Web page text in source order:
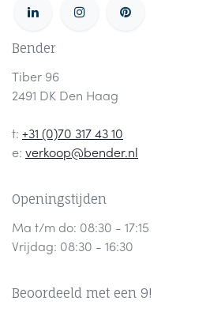
Bender
Tiber 96
2491 DK Den Haag
t: +31 (0)70 317 43 10
e: verkoop@bender.nl
Openingstijden
Ma t/m do: 08:30 - 17:15
Vrijdag: 08:30 - 16:30
Beoordeeld met een 9!